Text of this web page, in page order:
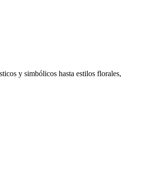
y simbólicos hasta estilos florales,